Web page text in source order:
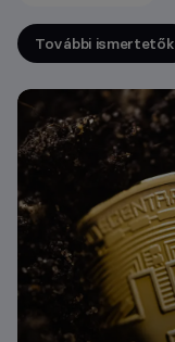
További ismertetők